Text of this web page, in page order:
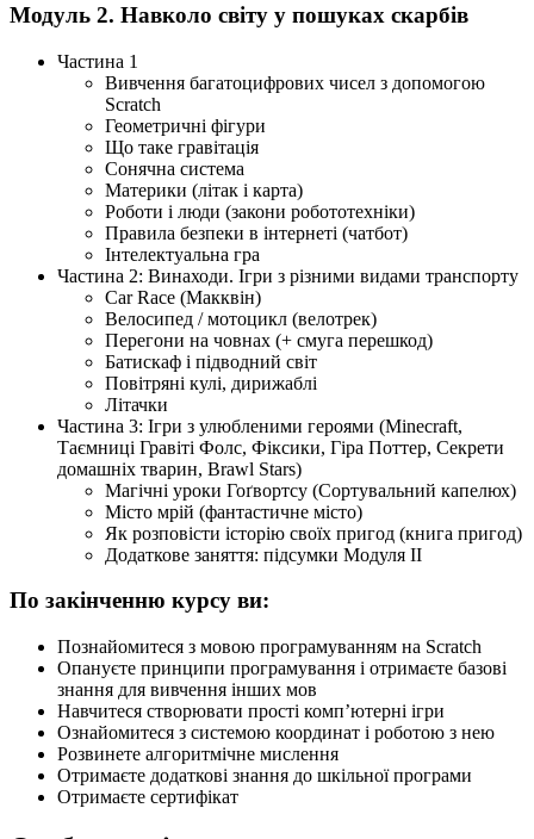
Модуль 2. Навколо світу у пошуках скарбів
Частина 1
Вивчення багатоцифрових чисел з допомогою
Scratch
Геометричні фігури
Що таке гравітація
Сонячна система
Материки (літак і карта)
Роботи і люди (закони робототехніки)
Правила безпеки в інтернеті (чатбот)
Інтелектуальна гра
Частина 2: Винаходи. Ігри з різними видами транспорту
Car Race (Макквін)
Велосипед / мотоцикл (велотрек)
Перегони на човнах (+ смуга перешкод)
Батискаф і підводний світ
Повітряні кулі, дирижаблі
Літачки
Частина 3: Ігри з улюбленими героями (Minecraft,
Таємниці Гравіті Фолс, Фіксики, Гіра Поттер, Секрети
домашніх тварин, Brawl Stars)
Магічні уроки Гоґвортсу (Сортувальний капелюх)
Місто мрій (фантастичне місто)
Як розповісти історію своїх пригод (книга пригод)
Додаткове заняття: підсумки Модуля ІІ
По закінченню курсу ви:
Познайомитеся з мовою програмуванням на Scratch
Опануєте принципи програмування і отримаєте базові
знання для вивчення інших мов
Навчитеся створювати прості комп’ютерні ігри
Ознайомитеся з системою координат і роботою з нею
Розвинете алгоритмічне мислення
Отримаєте додаткові знання до шкільної програми
Отримаєте сертифікат